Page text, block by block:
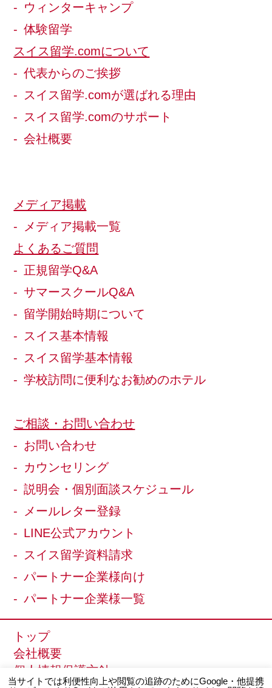
ウィンターキャンプ
体験留学
スイス留学.comについて
代表からのご挨拶
スイス留学.comが選ばれる理由
スイス留学.comのサポート
会社概要
メディア掲載
メディア掲載一覧
よくあるご質問
正規留学Q&A
サマースクールQ&A
留学開始時期について
スイス基本情報
スイス留学基本情報
学校訪問に便利なお勧めのホテル
ご相談・お問い合わせ
お問い合わせ
カウンセリング
説明会・個別面談スケジュール
メールレター登録
LINE公式アカウント
スイス留学資料請求
パートナー企業様向け
パートナー企業様一覧
トップ
会社概要
個人情報保護方針
当サイトでは利便性向上や閲覧の追跡のためにGoogle・他提携